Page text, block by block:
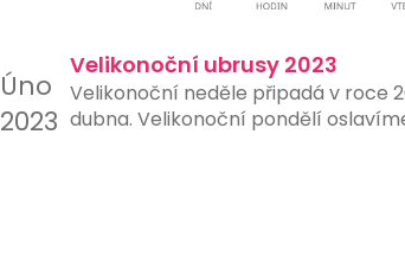
Úno
2023
Velikonoční ubrusy 2023
Velikonoční neděle připadá v roce
dubna. Velikonoční pondělí